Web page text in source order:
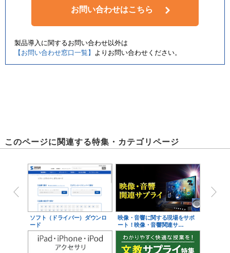
お問い合わせはこちら
製品導入に関するお問い合わせ以外は
【お問い合わせ窓口一覧】 よりお問い合わせください。
このページに関連する特集・カテゴリページ
ソフト（ドライバー）ダウンロ
ード
映像・音響に関する現場をサポ
ート！映像・音響関連サ…